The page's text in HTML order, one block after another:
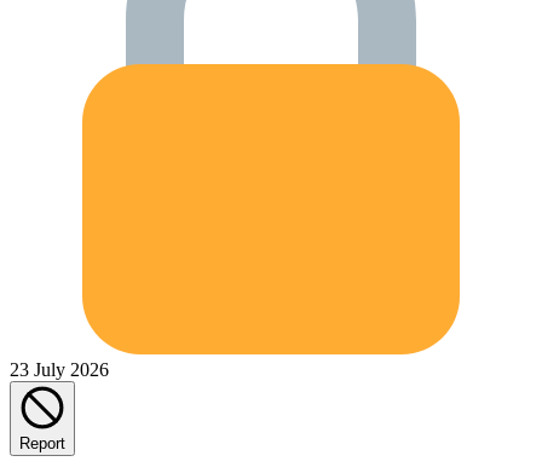
23 July 2026
Report